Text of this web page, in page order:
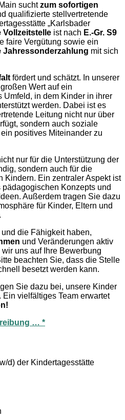
suchtzum sofortigen
qualifizierte stellvertretende
„Karlsbader
Vollzeitstelle ist nach E.-Gr. S9
faire Vergütung sowie ein
Jahressonderzahlung mit sich
fördert und schätzt. In unserer
Wert auf ein
Umfeld, in dem Kinder in ihrer
werden. Dabei ist es
Leitung nicht nur über
sondern auch soziale
positives Miteinander zu
nur für die Unterstützung der
sondern auch für die
Kindern. Ein zentraler Aspekt ist
Konzepts und
Außerdem tragen Sie dazu
für Kinder, Eltern und
die Fähigkeit haben,
und Veränderungen aktiv
uns auf Ihre Bewerbung
beachten Sie, dass die Stelle
besetzt werden kann.
Sie dazu bei, unsere Kinder
vielfältiges Team erwartet
… *
d) der Kindertagesstätte